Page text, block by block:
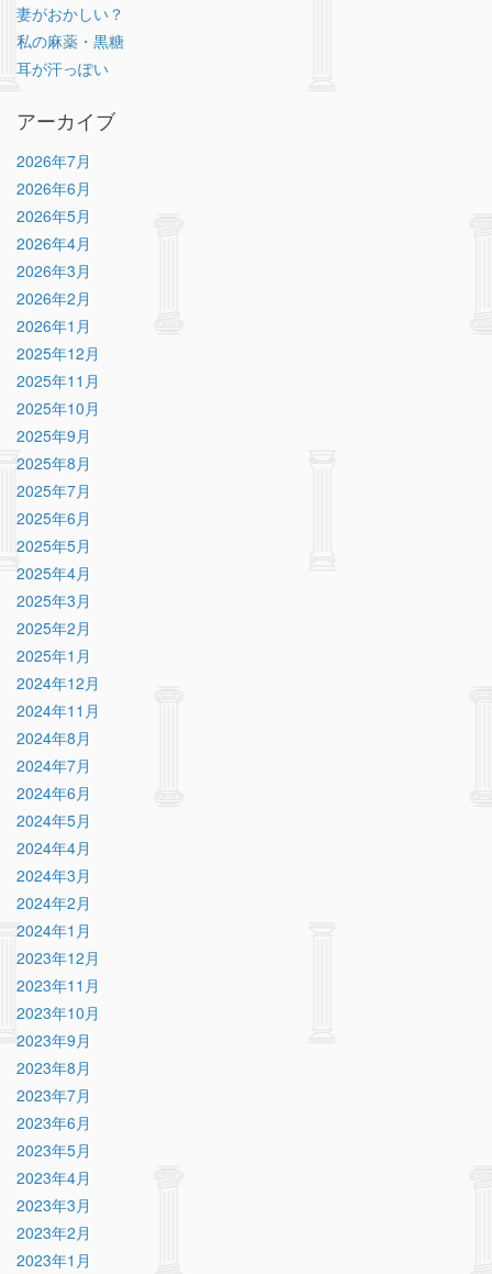
妻がおかしい？
私の麻薬・黒糖
耳が汗っぽい
アーカイブ
2026年7月
2026年6月
2026年5月
2026年4月
2026年3月
2026年2月
2026年1月
2025年12月
2025年11月
2025年10月
2025年9月
2025年8月
2025年7月
2025年6月
2025年5月
2025年4月
2025年3月
2025年2月
2025年1月
2024年12月
2024年11月
2024年8月
2024年7月
2024年6月
2024年5月
2024年4月
2024年3月
2024年2月
2024年1月
2023年12月
2023年11月
2023年10月
2023年9月
2023年8月
2023年7月
2023年6月
2023年5月
2023年4月
2023年3月
2023年2月
2023年1月